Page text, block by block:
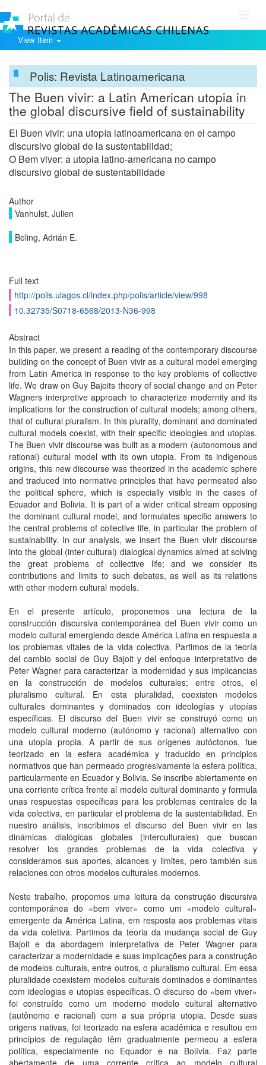
View Item
Polis: Revista Latinoamericana
The Buen vivir: a Latin American utopia in
the global discursive field of sustainability
El Buen vivir: una utopía latinoamericana en el campo
discursivo global de la sustentabilidad;
O Bem viver: a utopia latino-americana no campo
discursivo global de sustentabilidade
Author
Vanhulst, Julien
Beling, Adrián E.
Full text
http://polis.ulagos.cl/index.php/polis/article/view/998
10.32735/S0718-6568/2013-N36-998
Abstract
In this paper, we present a reading of the contemporary discourse
building on the concept of Buen vivir as a cultural model emerging
from Latin America in response to the key problems of collective
life. We draw on Guy Bajoits theory of social change and on Peter
Wagners interpretive approach to characterize modernity and its
implications for the construction of cultural models; among others,
that of cultural pluralism. In this plurality, dominant and dominated
cultural models coexist, with their specific ideologies and utopias.
The Buen vivir discourse was built as a modern (autonomous and
rational) cultural model with its own utopia. From its indigenous
origins, this new discourse was theorized in the academic sphere
and traduced into normative principles that have permeated also
the political sphere, which is especially visible in the cases of
Ecuador and Bolivia. It is part of a wider critical stream opposing
the dominant cultural model, and formulates specific answers to
the central problems of collective life, in particular the problem of
sustainability. In our analysis, we insert the Buen vivir discourse
into the global (inter-cultural) dialogical dynamics aimed at solving
the great problems of collective life; and we consider its
contributions and limits to such debates, as well as its relations
with other modern cultural models.
En el presente artículo, proponemos una lectura de la
construcción discursiva contemporánea del Buen vivir como un
modelo cultural emergiendo desde América Latina en respuesta a
los problemas vitales de la vida colectiva. Partimos de la teoría
del cambio social de Guy Bajoit y del enfoque interpretativo de
Peter Wagner para caracterizar la modernidad y sus implicancias
en la construcción de modelos culturales; entre otros, el
pluralismo cultural. En esta pluralidad, coexisten modelos
culturales dominantes y dominados con ideologías y utopías
específicas. El discurso del Buen vivir se construyó como un
modelo cultural moderno (autónomo y racional) alternativo con
una utopía propia. A partir de sus orígenes autóctonos, fue
teorizado en la esfera académica y traducido en principios
normativos que han permeado progresivamente la esfera política,
particularmente en Ecuador y Bolivia. Se inscribe abiertamente en
una corriente crítica frente al modelo cultural dominante y formula
unas respuestas específicas para los problemas centrales de la
vida colectiva, en particular el problema de la sustentabilidad. En
nuestro análisis, inscribimos el discurso del Buen vivir en las
dinámicas dialógicas globales (interculturales) que buscan
resolver los grandes problemas de la vida colectiva y
consideramos sus aportes, alcances y limites, pero también sus
relaciones con otros modelos culturales modernos.
Neste trabalho, propomos uma leitura da construção discursiva
contemporánea do «bem viver» como um «modelo cultural»
emergente da América Latina, em resposta aos problemas vitais
da vida coletiva. Partimos da teoria da mudança social de Guy
Bajoit e da abordagem interpretativa de Peter Wagner para
caracterizar a modernidade e suas implicações para a construção
de modelos culturais, entre outros, o pluralismo cultural. Em essa
pluralidade coexistem modelos culturais dominados e dominantes
com ideologias e utopias específicas. O discurso do «bem viver»
foi construído como um moderno modelo cultural alternativo
(autônomo e racional) com a sua própria utopia. Desde suas
origens nativas, foi teorizado na esfera acadêmica e resultou em
princípios de regulação têm gradualmente permeou a esfera
política, especialmente no Equador e na Bolívia. Faz parte
abertamente de uma corrente crítica ao modelo cultural